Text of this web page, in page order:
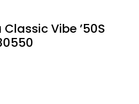
Vibe ’50S